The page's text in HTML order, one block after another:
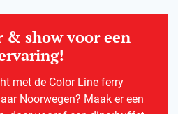
& show voor een
met de Color Line ferry
Noorwegen? Maak er een